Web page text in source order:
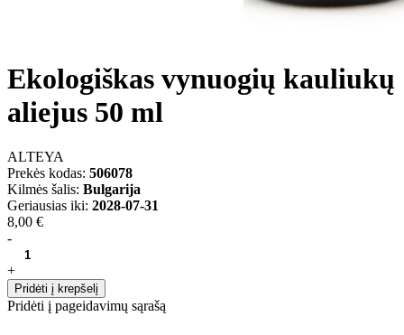
Ekologiškas vynuogių kauliukų
aliejus 50 ml
ALTEYA
Prekės kodas: 506078
Kilmės šalis: Bulgarija
Geriausias iki: 2028-07-31
8,00 €
-
+
Pridėti į krepšelį
Pridėti į pageidavimų sąrašą